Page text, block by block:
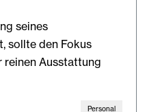
seines
sollte den Fokus
reinen Ausstattung
Personal